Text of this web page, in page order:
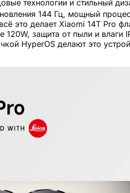
технологии и стильный
144 Гц, мощный
это делает Xiaomi 14T Pro
защита от пыли и влаги
HyperOS делают это